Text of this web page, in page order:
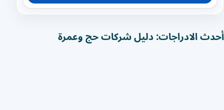
أحدث الادراجات: دليل شركات حج وعمرة